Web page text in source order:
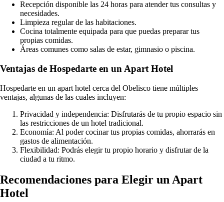
Recepción disponible las 24 horas para atender tus consultas y
necesidades.
Limpieza regular de las habitaciones.
Cocina totalmente equipada para que puedas preparar tus
propias comidas.
Áreas comunes como salas de estar, gimnasio o piscina.
Ventajas de Hospedarte en un Apart Hotel
Hospedarte en un apart hotel cerca del Obelisco tiene múltiples
ventajas, algunas de las cuales incluyen:
Privacidad y independencia: Disfrutarás de tu propio espacio sin
las restricciones de un hotel tradicional.
Economía: Al poder cocinar tus propias comidas, ahorrarás en
gastos de alimentación.
Flexibilidad: Podrás elegir tu propio horario y disfrutar de la
ciudad a tu ritmo.
Recomendaciones para Elegir un Apart
Hotel